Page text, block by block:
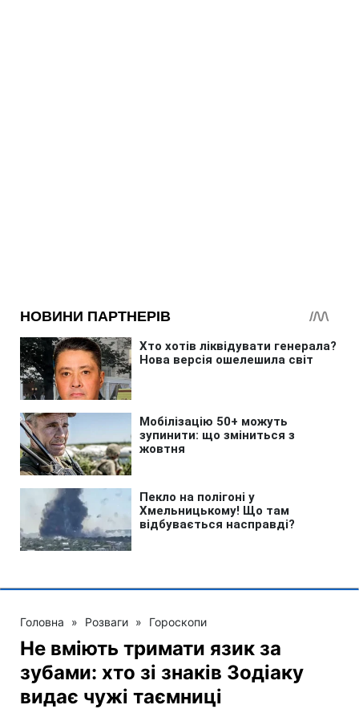
Головна » Розваги » Гороскопи
Не вміють тримати язик за
зубами: хто зі знаків Зодіаку
видає чужі таємниці